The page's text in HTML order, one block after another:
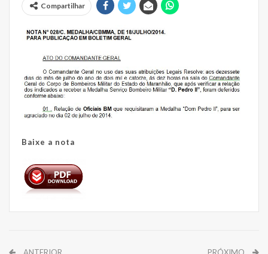
Compartilhar
Baixe a nota